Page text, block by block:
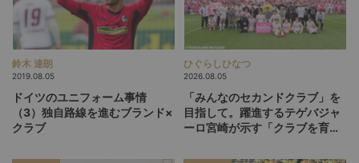
鈴木 達朗
2019.08.05
ドイツのユニフォーム事情
（3）独自路線を進むブランド×
クラブ
ひぐらしひなつ
2026.08.05
「みんなのセカンドクラブ」を
目指して。躍進するテゲバジャ
ーロ宮崎が示す「クラブを育て